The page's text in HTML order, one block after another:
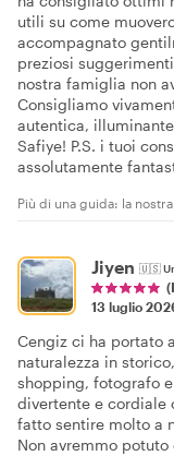
utili su come
accompagnato
preziosi
nostra famiglia non
Consigliamo
autentica,
Safiye! P.S. i tuoi
assolutamente
Più di una guida: la
Jiyen 🇺🇸
13 luglio
Cengiz ci ha portato
naturalezza in
shopping, fotografo
divertente e cordiale
fatto sentire molto a
Non avremmo